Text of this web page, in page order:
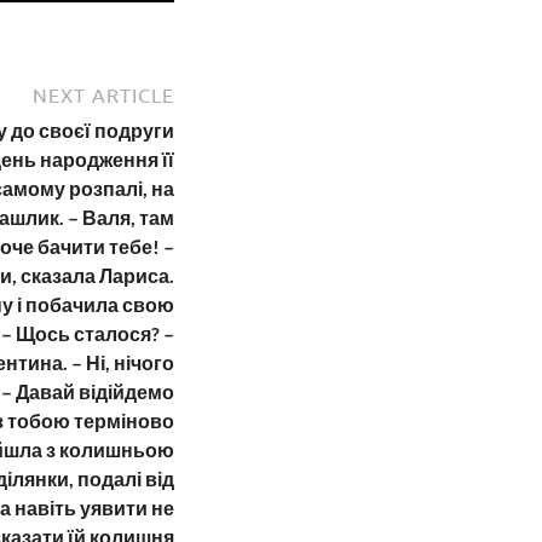
NEXT ARTICLE
до своєї подруги
народження її
розпалі, на
– Валя, там
бачити тебе! –
сказала Лариса.
і побачила свою
Щось сталося? –
– Ні, нічого
– Давай відійдемо
тобою терміново
з колишньою
подалі від
навіть уявити не
їй колишня